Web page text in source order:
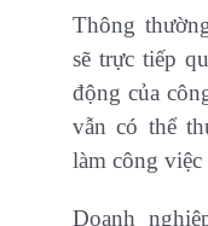
Thông
sẽ trực tiếp
động của
vẫn có thể
làm công việc
Doanh